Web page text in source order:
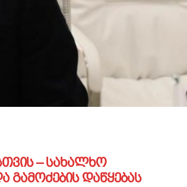
– სახალხო
გამოძების დაწყებას